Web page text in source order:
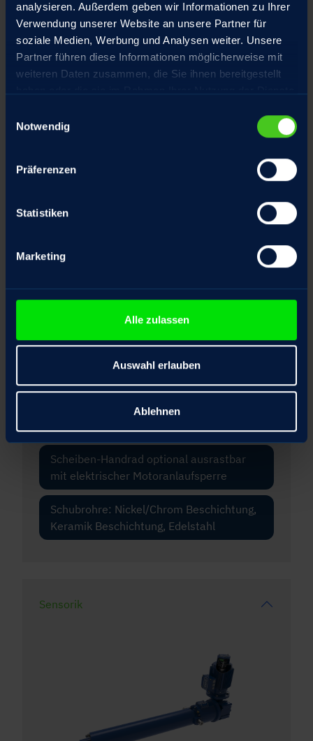
analysieren. Außerdem geben wir Informationen zu Ihrer
Verwendung unserer Website an unsere Partner für
soziale Medien, Werbung und Analysen weiter. Unsere
Partner führen diese Informationen möglicherweise mit
weiteren Daten zusammen, die Sie ihnen bereitgestellt
Notwendig
Präferenzen
Statistiken
Marketing
Alle zulassen
Auswahl erlauben
Ablehnen
Sonderausstattung
Dämpfer in den Geräte Endlagen
Drehzapfenring am Schutzrohr Position
Fangmutter
Motor mit Haltebremse optional mit
Scheiben-Handrad optional ausrastbar
mit elektrischer Motoranlaufsperre
Schubrohre: Nickel/Chrom Beschichtung,
Keramik Beschichtung, Edelstahl
Sensorik